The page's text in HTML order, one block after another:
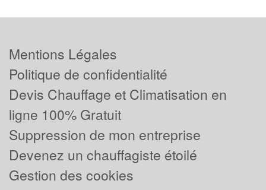
Mentions Légales
Politique de confidentialité
Devis Chauffage et Climatisation en
ligne 100% Gratuit
Suppression de mon entreprise
Devenez un chauffagiste étoilé
Gestion des cookies